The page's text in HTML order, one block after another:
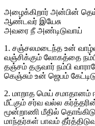
அழைக்கிறார் அன்பின்
ஆண்டவர் இயேசு
அவரை நீ அண்டிடுவாய்
1. சஞ்சலமடைந்த உன்
வஞ்சிக்கும் லோகத்தை
தஞ்சம் தருவார் நம்பி
கெஞ்சும் உன் ஜெபம்
2. மாறாத மெய் சமாதானம்
மீட்கும் சர்வ வல்ல
மூன்றாணி மீதில்
மாந்தர்கள் பாவம்